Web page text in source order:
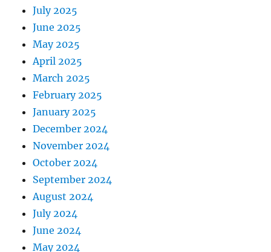
July 2025
June 2025
May 2025
April 2025
March 2025
February 2025
January 2025
December 2024
November 2024
October 2024
September 2024
August 2024
July 2024
June 2024
May 2024